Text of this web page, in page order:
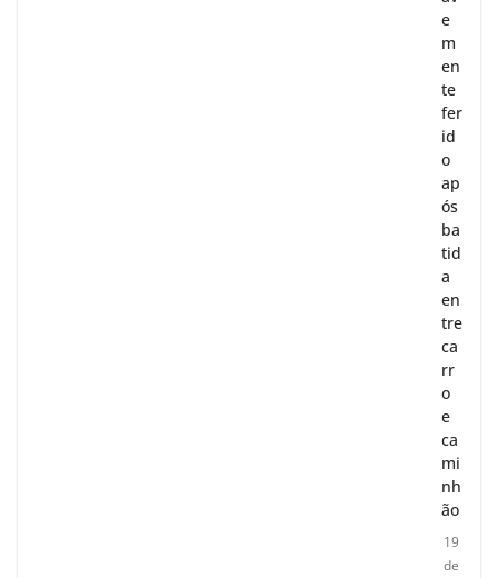
e
m
en
te
fer
id
o
ap
ós
ba
tid
a
en
tre
ca
rr
o
e
ca
mi
nh
ão
19
de